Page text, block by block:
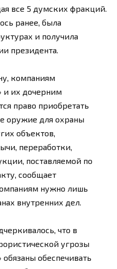
все 5 думских фракций.
ранее, была
и получила
президента.
компаниям
и их дочерним
право приобретать
оружие для охраны
объектов,
переработки,
поставляемой по
сообщает
нужно лишь
внутренних дел.
что в
угрозы
обязаны обеспечивать